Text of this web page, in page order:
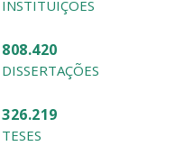
INSTITUIÇÕES
808.420
DISSERTAÇÕES
326.219
TESES